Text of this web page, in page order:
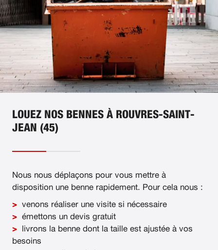
LOUEZ NOS BENNES À ROUVRES-SAINT-
JEAN (45)
Nous nous déplaçons pour vous mettre à
disposition une benne rapidement. Pour cela nous :
venons réaliser une visite si nécessaire
émettons un devis gratuit
livrons la benne dont la taille est ajustée à vos
besoins